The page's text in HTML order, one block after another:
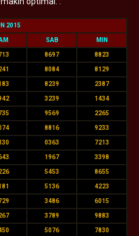
2015
SAB MIN
8697 8823
8084 8129
8239 2387
3239 1434
9569 2265
8816 9233
0363 7213
1967 3398
5453 8655
5136 4223
3486 6015
3789 9883
5076 7830